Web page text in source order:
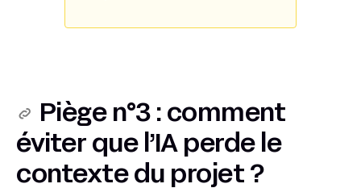
Piège n°3 : comment
éviter que l’IA perde le
contexte du projet ?